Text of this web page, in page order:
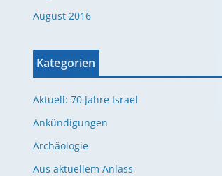
August 2016
Kategorien
Aktuell: 70 Jahre Israel
Ankündigungen
Archäologie
Aus aktuellem Anlass